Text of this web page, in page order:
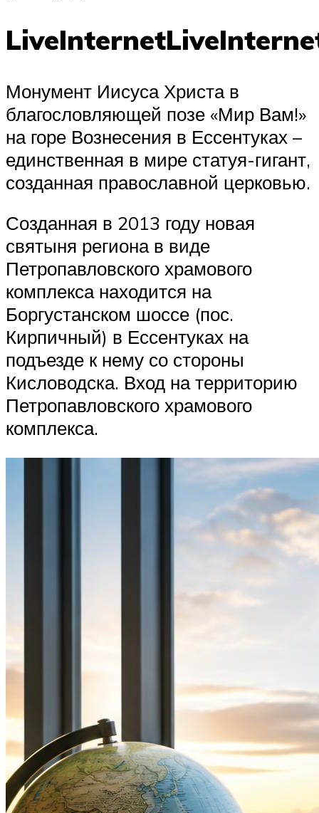
Монумент Иисуса Христа в
благословляющей позе «Мир Вам!»
на горе Вознесения в Ессентуках –
единственная в мире статуя-гигант,
созданная православной церковью.
Созданная в 2013 году новая
святыня региона в виде
Петропавловского храмового
комплекса находится на
Боргустанском шоссе (пос.
Кирпичный) в Ессентуках на
подъезде к нему со стороны
Кисловодска. Вход на территорию
Петропавловского храмового
комплекса.